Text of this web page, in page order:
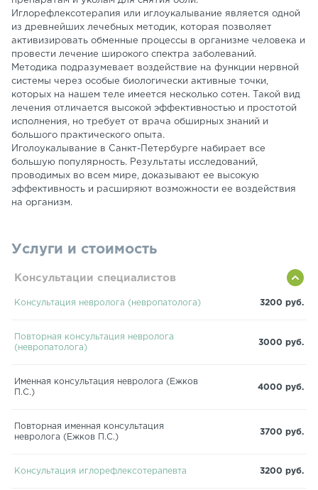
Иглорефлексотерапия или иглоукалывание является одной
из древнейших лечебных методик, которая позволяет
активизировать обменные процессы в организме человека и
провести лечение широкого спектра заболеваний.
Методика подразумевает воздействие на функции нервной
системы через особые биологически активные точки,
которых на нашем теле имеется несколько сотен. Такой вид
лечения отличается высокой эффективностью и простотой
исполнения, но требует от врача обширных знаний и
большого практического опыта.
Иголоукалывание в Санкт-Петербурге набирает все
большую популярность. Результаты исследований,
проводимых во всем мире, доказывают ее высокую
эффективность и расширяют возможности ее воздействия
на организм.
Услуги и стоимость
Консультации специалистов
Консультация невролога (невропатолога) 3200 руб.
Повторная консультация невролога
(невропатолога)
3000 руб.
Именная консультация невролога (Ежков
П.С.)
4000 руб.
Повторная именная консультация
невролога (Ежков П.С.)
3700 руб.
Консультация иглорефлексотерапевта 3200 руб.